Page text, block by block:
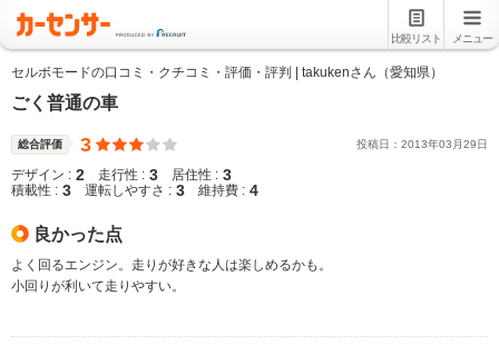
比較リスト メニュー
セルボモードの口コミ・クチコミ・評価・評判 | takukenさん（愛知県）
ごく普通の車
総合評価 3 投稿日： 2013年03 月29日
デザイン : 2 走行性 : 3 居住性 : 3
積載性 : 3 運転しやすさ : 3 維持費 : 4
良かった点
よく回るエンジン。走りが好きな人は楽しめるかも。
小回りが利いて走りやすい。